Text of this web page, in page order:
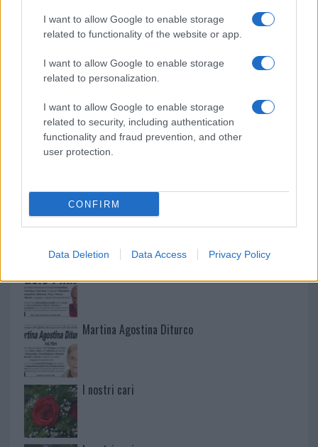
I want to allow Google to enable storage
related to functionality of the website or app.
I want to allow Google to enable storage
related to personalization.
I want to allow Google to enable storage
related to security, including authentication
functionality and fraud prevention, and other
user protection.
CONFIRM
Data Deletion Data Access Privacy Policy
Mario Malu
Martina Agostina Diturco
I nostri cari